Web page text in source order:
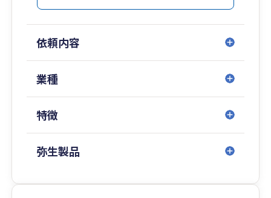
依頼内容
業種
特徴
弥生製品